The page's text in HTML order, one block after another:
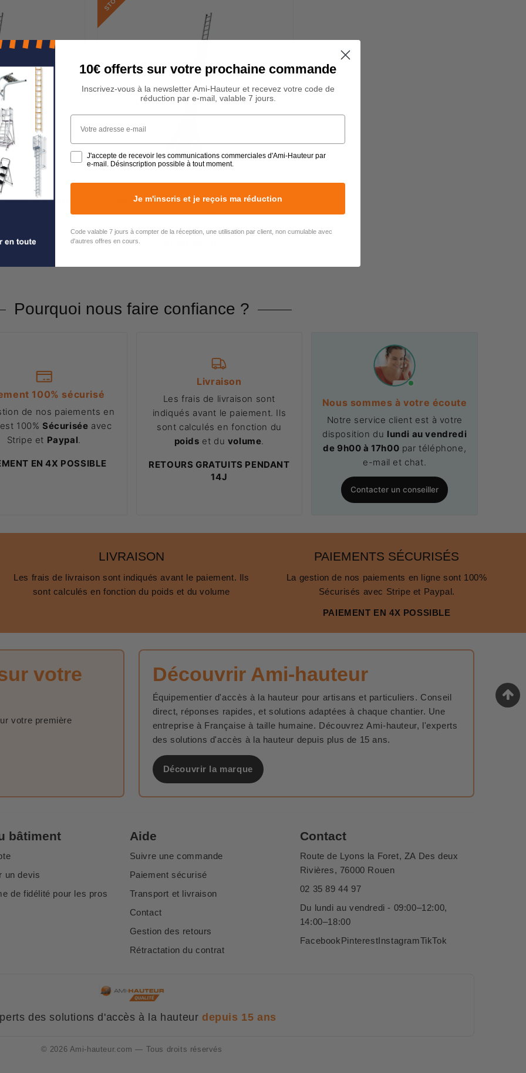
à corde -
€1.627,80
Unit
Échelle 3 plans - Gamme premium à corde -
Prix
réduit
€1.295,62 TTC€1.295,62
€1.079,68 HT
Pourquoi nous faire confiance ?
100% sécurisé
de nos paiements en
100% Sécurisée avec
Stripe et Paypal.
EN 4X POSSIBLE
Livraison
Les frais de livraison sont
indiqués avant le paiement. Ils
sont calculés en fonction du
poids et du volume
RETOURS GRATUITS PENDANT
14J
Nous sommes à votre écoute
Notre service client est à votre
disposition du lundi au vendredi
de 9h00 à 17h00 par téléphone,
e-mail et chat.
Contacter un conseiller
LIVRAISON
Les frais de livraison sont indiqués avant le paiement. Ils
sont calculés en fonction du poids et du volume
PAIEMENTS SÉCURISÉS
La gestion de nos paiements en ligne sont 100%
Sécurisés avec Stripe et Paypal.
PAIEMENT EN 4X POSSIBLE
votre
votre première
Découvrir Ami-hauteur
Équipementier d'accès à la hauteur pour artisans et particuliers. Conseil
direct, réponses rapides, et solutions adaptées à chaque chantier. Une
entreprise à Française à taille humaine. Découvrez Ami-hauteur, l'experts
des solutions d'accès à la hauteur depuis plus de 15 ans.
Découvrir la marque
bâtiment
un devis
de fidélité pour les pros
Aide
Suivre une commande
Paiement sécurisé
Transport et livraison
Contact
Gestion des retours
Rétractation du contrat
Contact
Route de Lyons la Foret, ZA Des deux
Rivières, 76000 Rouen
02 35 89 44 97
Du lundi au vendredi - 09:00–12:00,
14:00–18:00
FacebookPinterestInstagramTikTok
des solutions d'accès à la hauteur depuis 15 ans
© 2026 Ami-hauteur.com — Tous droits réservés
10€ offerts sur votre prochaine commande
Inscrivez-vous à la newsletter Ami-Hauteur et recevez votre code de
réduction par e-mail, valable 7 jours.
Votre adresse e-mail
J'accepte de recevoir les communications commerciales d'Ami-Hauteur par
e-mail. Désinscription possible à tout moment.
Je m'inscris et je reçois ma réduction
Code valable 7 jours à compter de la réception, une utilisation par client, non cumulable avec
d'autres offres en cours.